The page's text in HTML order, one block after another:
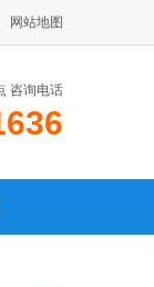
网站地图
咨询电话